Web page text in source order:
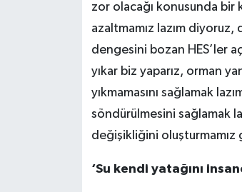
zor olacağı konusunda bir
azaltmamız lazım
dengesini bozan HES’ler
yıkar biz yaparız, orman
yıkmamasını sağlamak
söndürülmesini sağlamak
değişikliğini oluşturmamız
‘Su kendi yatağını